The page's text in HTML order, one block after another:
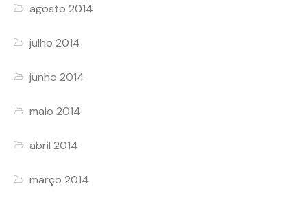
agosto 2014
julho 2014
junho 2014
maio 2014
abril 2014
março 2014